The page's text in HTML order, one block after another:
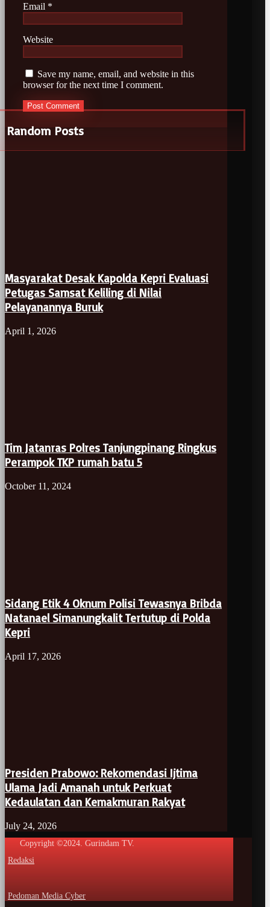
Email *
Website
Save my name, email, and website in this
browser for the next time I comment.
Random Posts
Masyarakat Desak Kapolda Kepri Evaluasi
Petugas Samsat Keliling di Nilai
Pelayanannya Buruk
April 1, 2026
Tim Jatanras Polres Tanjungpinang Ringkus
Perampok TKP rumah batu 5
October 11, 2024
Sidang Etik 4 Oknum Polisi Tewasnya Bribda
Natanael Simanungkalit Tertutup di Polda
Kepri
April 17, 2026
Presiden Prabowo: Rekomendasi Ijtima
Ulama Jadi Amanah untuk Perkuat
Kedaulatan dan Kemakmuran Rakyat
July 24, 2026
Copyright ©2024. Gurindam TV.
Redaksi
Pedoman Media Cyber